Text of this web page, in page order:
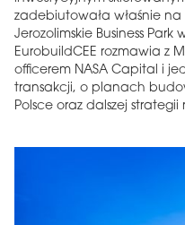
zadebiutowała właśnie
Jerozolimskie Business Park
EurobuildCEE rozmawia z
officerem NASA Capital i
transakcji, o planach
Polsce oraz dalszej